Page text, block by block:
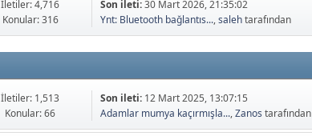
İletiler: 4,716
Konular: 316
Son ileti:30 Mart 2026, 21:35:02
Ynt: Bluetooth bağlantıs...,salehtarafından
İletiler: 1,513
Konular: 66
Son ileti: 12 Mart 2025, 13:07:15
Adamlar mumya kaçırmışla...,Zanos tarafından